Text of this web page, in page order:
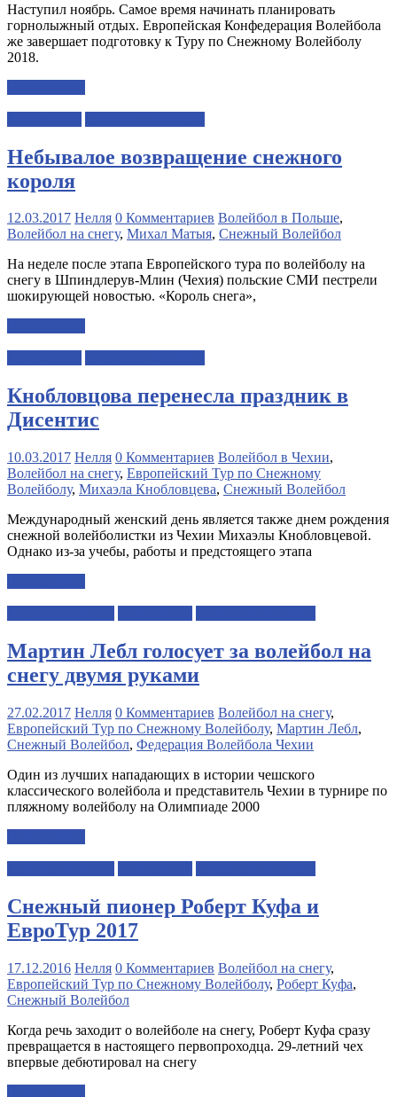
Наступил ноябрь. Самое время начинать планировать
горнолыжный отдых. Европейская Конфедерация Волейбола
же завершает подготовку к Туру по Снежному Волейболу
2018.
Небывалое возвращение снежного
короля
12.03.2017 Нелля 0 Комментариев Волейбол в Польше,
Волейбол на снегу, Михал Матыя, Снежный Волейбол
На неделе после этапа Европейского тура по волейболу на
снегу в Шпиндлерув-Млин (Чехия) польские СМИ пестрели
шокирующей новостью. «Король снега»,
Кнобловцова перенесла праздник в
Дисентис
10.03.2017 Нелля 0 Комментариев Волейбол в Чехии,
Волейбол на снегу, Европейский Тур по Снежному
Волейболу, Михаэла Кнобловцева, Снежный Волейбол
Международный женский день является также днем рождения
снежной волейболистки из Чехии Михаэлы Кнобловцевой.
Однако из-за учебы, работы и предстоящего этапа
Мартин Лебл голосует за волейбол на
снегу двумя руками
27.02.2017 Нелля 0 Комментариев Волейбол на снегу,
Европейский Тур по Снежному Волейболу, Мартин Лебл,
Снежный Волейбол, Федерация Волейбола Чехии
Один из лучших нападающих в истории чешского
классического волейбола и представитель Чехии в турнире по
пляжному волейболу на Олимпиаде 2000
Снежный пионер Роберт Куфа и
ЕвроТур 2017
17.12.2016 Нелля 0 Комментариев Волейбол на снегу,
Европейский Тур по Снежному Волейболу, Роберт Куфа,
Снежный Волейбол
Когда речь заходит о волейболе на снегу, Роберт Куфа сразу
превращается в настоящего первопроходца. 29-летний чех
впервые дебютировал на снегу